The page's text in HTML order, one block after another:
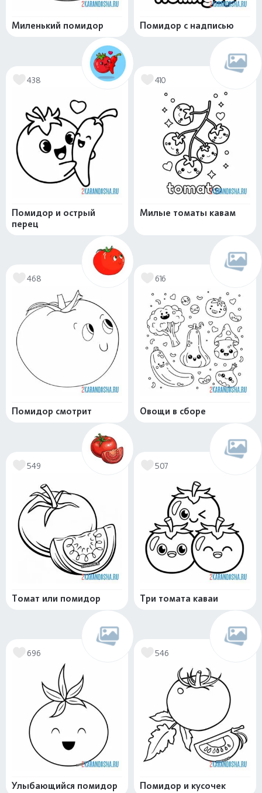
Миленький помидор Помидор с надписью
438
Помидор и острый
перец
410
Милые томаты кавам
468
Помидор смотрит
616
Овощи в сборе
549
Томат или помидор
507
Три томата каваи
696
Улыбающийся помидор
546
Помидор и кусочек